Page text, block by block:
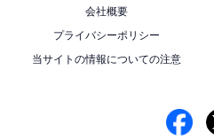
会社概要
プライバシーポリシー
当サイトの情報についての注意